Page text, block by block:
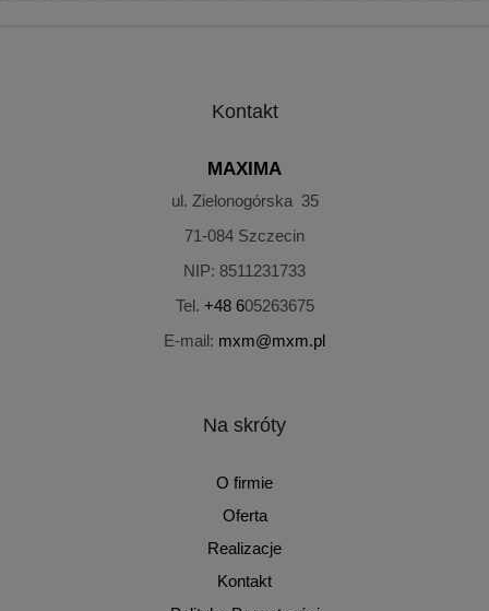
Kontakt
MAXIMA
ul. Zielonogórska 35
71-084 Szczecin
NIP: 8511231733
Tel. +48 605263675
E-mail: mxm@mxm.pl
Na skróty
O firmie
Oferta
Realizacje
Kontakt